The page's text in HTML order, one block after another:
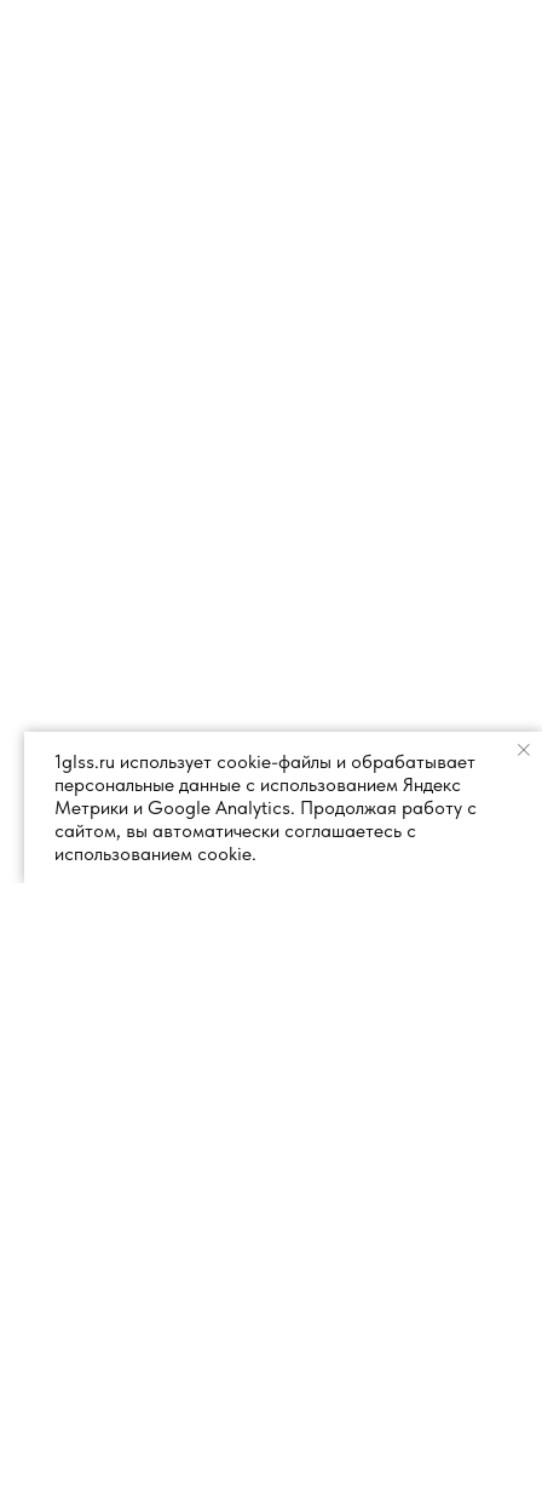
1glss.ru использует cookie-файлы и обрабатывает
персональные данные с использованием Яндекс
Метрики и Google Analytics. Продолжая работу с
сайтом, вы автоматически соглашаетесь с
использованием cookie.